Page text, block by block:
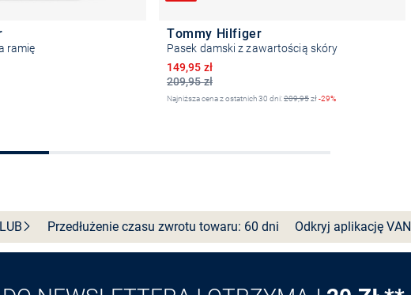
ramię
koszyka
Tommy Hilfiger
Pasek damski z zawartością skóry
209,95 zł
Obniżona cena
149,95 zł
Najniższa cena z ostatnich 30 dni:209,95zł-29%
Przedłużenie czasu zwrotu towaru: 60 dni Odkryj aplikację VAN